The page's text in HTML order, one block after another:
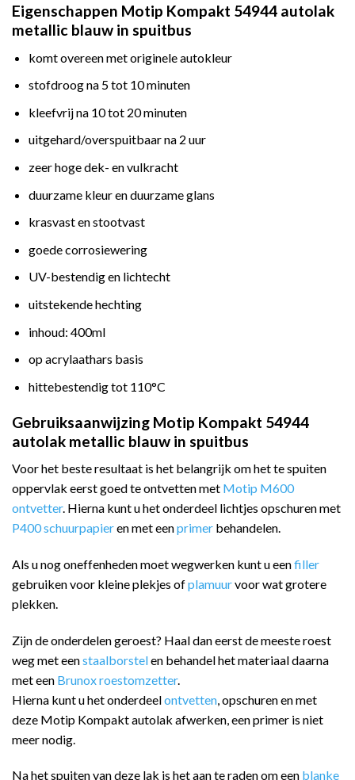
Eigenschappen Motip Kompakt 54944 autolak
metallic blauw in spuitbus
komt overeen met originele autokleur
stofdroog na 5 tot 10 minuten
kleefvrij na 10 tot 20 minuten
uitgehard/overspuitbaar na 2 uur
zeer hoge dek- en vulkracht
duurzame kleur en duurzame glans
krasvast en stootvast
goede corrosiewering
UV-bestendig en lichtecht
uitstekende hechting
inhoud: 400ml
op acrylaathars basis
hittebestendig tot 110°C
Gebruiksaanwijzing Motip Kompakt 54944
autolak metallic blauw in spuitbus
Voor het beste resultaat is het belangrijk om het te spuiten
oppervlak eerst goed te ontvetten met Motip M600
ontvetter. Hierna kunt u het onderdeel lichtjes opschuren met
P400 schuurpapieren met eenprimer behandelen.
Als u nog oneffenheden moet wegwerken kunt u eenfiller
gebruiken voor kleine plekjes ofplamuurvoor wat grotere
plekken.
Zijn de onderdelen geroest? Haal dan eerst de meeste roest
weg met eenstaalborstelen behandel het materiaal daarna
met een Brunox roestomzetter.
Hierna kunt u het onderdeelontvetten , opschuren en met
deze Motip Kompakt autolak afwerken, een primer is niet
meer nodig.
Na het spuiten van deze lak is het aan te raden om een blanke